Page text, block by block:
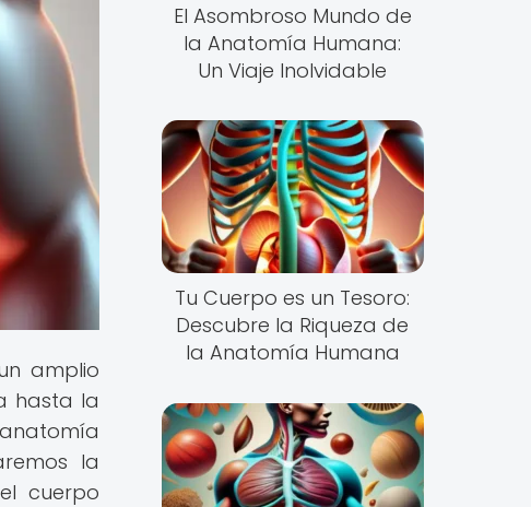
amplio
hasta la
la
cuerpo
El Asombroso Mundo de
la Anatomía Humana:
Un Viaje Inolvidable
Tu Cuerpo es un Tesoro:
Descubre la Riqueza de
la Anatomía Humana